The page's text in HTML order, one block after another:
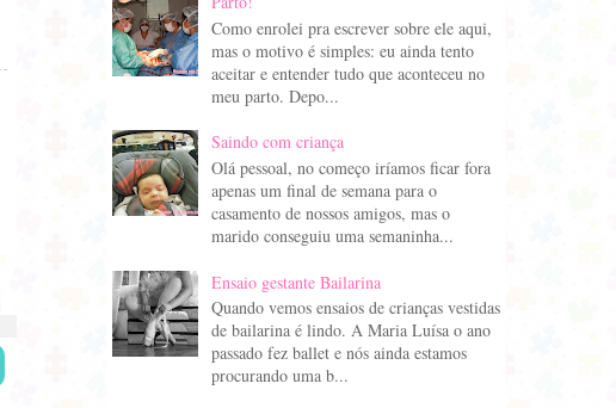
Como enrolei pra escrever sobre ele aqui,
mas o motivo é simples: eu ainda tento
aceitar e entender tudo que aconteceu no
meu parto. Depo...
Saindo com criança
Olá pessoal, no começo iríamos ficar fora
apenas um final de semana para o
casamento de nossos amigos, mas o
marido conseguiu uma semaninha...
Ensaio gestante Bailarina
Quando vemos ensaios de crianças vestidas
de bailarina é lindo. A Maria Luísa o ano
passado fez ballet e nós ainda estamos
procurando uma b...